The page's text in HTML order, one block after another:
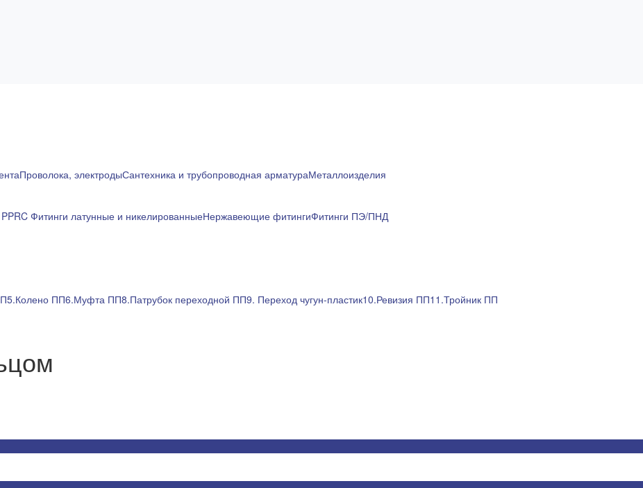
Проволока, электродыСантехника и трубопроводная арматураМеталлоизделия
Фитинги латунные и никелированныеНержавеющие фитингиФитинги ПЭ/ПНД
5.Колено ПП6.Муфта ПП8.Патрубок переходной ПП9. Переход чугун-пластик10.Ревизия ПП11.Тройник ПП